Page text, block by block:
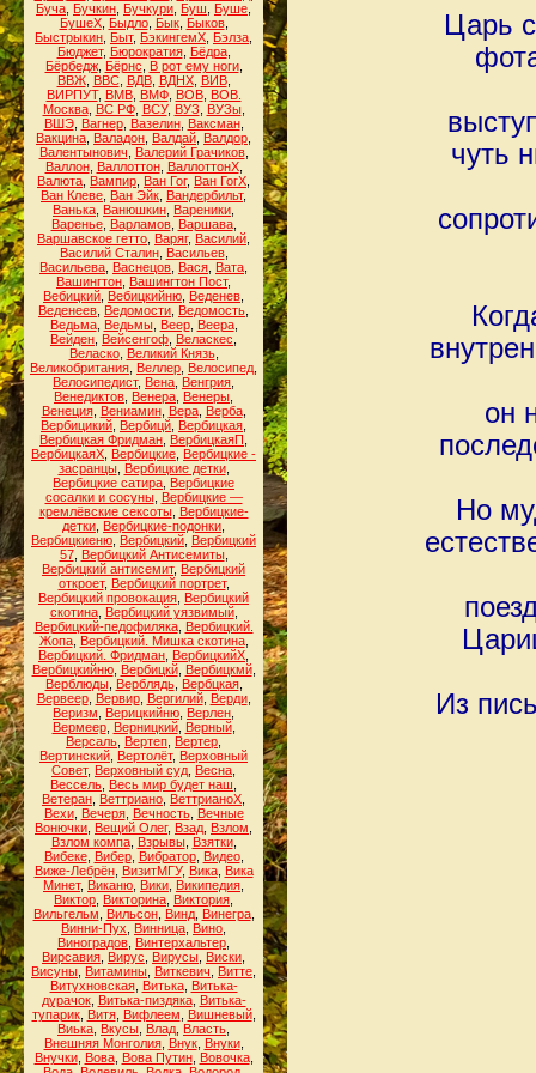
Буча Бучкин Бучкури Буш Буше
БушеХ, Быдло, Бык, Быков,
Быстрыкин Быт, БэкингемХ Бэлза
Бюджет, Бюрократия, Бёдра,
Бёрбедж, Бёрнс В рот ему ноги,
ВВЖ, ВВС, ВДВ, ВДНХ, ВИВ,
ВИРПУТ, ВМВ, ВМФ, ВОВ, ВОВ.
Москва, ВС РФ, ВСУ, ВУЗ ВУЗы,
ВШЭ, Вагнер, Вазелин, Ваксман,
Вакцина Валадон Валдай Валдор
Валентынович
Валерий Грачиков,
Валлон, Валлоттон, ВаллоттонХ,
Валюта Вампир Ван Гог, Ван ГогХ
Ван Клеве Ван Эйк Вандербильт,
Ванька Ванюшкин Вареники
Варенье, Варламов, Варшава,
Варшавское гетто Варяг, Василий
Василий Сталин, Васильев,
Васильева Васнецов Вася Вата
Вашингтон Вашингтон Пост,
Вебицкий Вебицкийню Веденев
Веденеев Ведомости Ведомость
Ведьма, Ведьмы, Веер, Веера,
Вейден Вейсенгоф Веласкес
Веласко, Великий Князь,
Великобритания Веллер Велосипед
Велосипедист, Вена Венгрия
Венедиктов Венера Венеры
Венеция, Вениамин, Вера, Верба,
Вербицикий Вербицй Вербицкая
Вербицкая Фридман ВербицкаяП
ВербицкаяХ Вербицкие Вербицкие -
засранцы, Вербицкие детки,
Вербицкие сатира Вербицкие
сосалки и сосуны, Вербицкие —
кремлёвские сексоты, Вербицкие-
детки Вербицкие-подонки
Вербицкиеню Вербицкий Вербицкий
57, Вербицкий Антисемиты,
Вербицкий антисемит, Вербицкий
откроет, Вербицкий портрет,
Вербицкий провокация Вербицкий
скотина, Вербицкий уязвимый,
Вербицкий-педофиляка, Вербицкий.
Жопа, Вербицкий. Мишка скотина,
Вербицкий. Фридман ВербицкийХ
Вербицкийню, Вербицкй, Вербицкмй,
Верблюды, Верблядь, Вербцкая,
Вервеер, Вервир, Вергилий, Верди,
Веризм
Верицкийню Верлен
Вермеер, Верницкий, Верный,
Версаль Вертеп Вертер
Вертинский Вертолёт, Верховный
Совет, Верховный суд Весна
Вессель Весь мир будет наш
Ветеран Веттриано ВеттрианоХ
Вехи, Вечеря, Вечность, Вечные
Вонючки Вещий Олег, Взад Взлом
Взлом компа, Взрывы, Взятки,
Вибеке, Вибер, Вибратор, Видео,
Виже-Лебрён, ВизитМГУ, Вика, Вика
Минет, Виканю Вики Википедия
Виктор Викторина Виктория
Вильгельм
Вильсон, Винд, Винегра,
Винни-Пух
Винница Вино
Виноградов Винтерхальтер
Вирсавия Вирус Вирусы Виски
Висуны Витамины Виткевич Витте
Витухновская, Витька, Витька-
дурачок, Витька-пиздяка, Витька-
тупарик, Витя, Вифлеем Вишневый,
Виька Вкусы Влад Власть
Внешняя Монголия, Внук, Внуки,
Внучки, Вова, Вова Путин, Вовочка,
Царь
чуть
он
Но
Из